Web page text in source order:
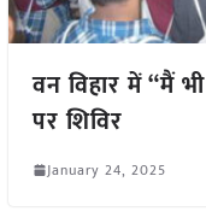
वन विहार में “मैं
पर शिविर
January 24, 2025